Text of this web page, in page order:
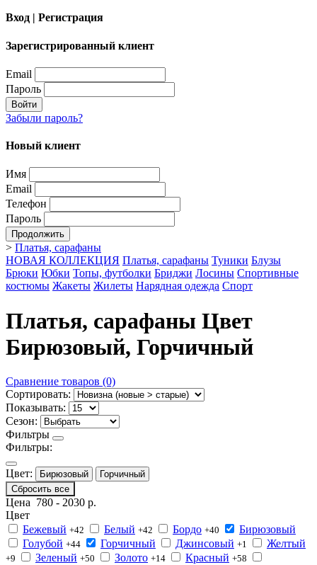
Вход | Регистрация
Зарегистрированный клиент
Email
Пароль
Войти
Забыли пароль?
Новый клиент
Имя
Email
Телефон
Пароль
Продолжить
> Платья, сарафаны
НОВАЯ КОЛЛЕКЦИЯ Платья, сарафаны Туники Блузы
Брюки Юбки Топы, футболки Бриджи Лосины Спортивные
костюмы Жакеты Жилеты Нарядная одежда Спорт
Платья, сарафаны Цвет
Бирюзовый, Горчичный
Сравнение товаров (0)
Сортировать:
Показывать:
Сезон:
Фильтры
Фильтры:
Цвет: Бирюзовый
Горчичный
Сбросить все
Цена 780 - 2030 р.
Цвет
Бежевый +42 Белый +42 Бордо +40
Бирюзовый
Голубой +44 Горчичный Джинсовый +1 Желтый
+9 Зеленый +50 Золото +14 Красный +58